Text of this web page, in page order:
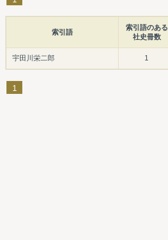
索引語
索引語のある
社史冊数
宇田川栄二郎 1
1